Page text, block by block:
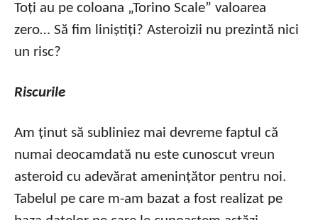
Toți au pe coloana „Torino Scale” valoarea
zero… Să fim liniștiți? Asteroizii nu prezintă nici
un risc?
Riscurile
Am ținut să subliniez mai devreme faptul că
numai deocamdată nu este cunoscut vreun
asteroid cu adevărat amenințător pentru noi.
Tabelul pe care m-am bazat a fost realizat pe